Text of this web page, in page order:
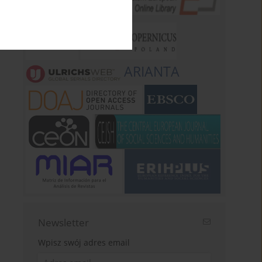
ARIANTA
Newsletter
Wpisz swój adres email